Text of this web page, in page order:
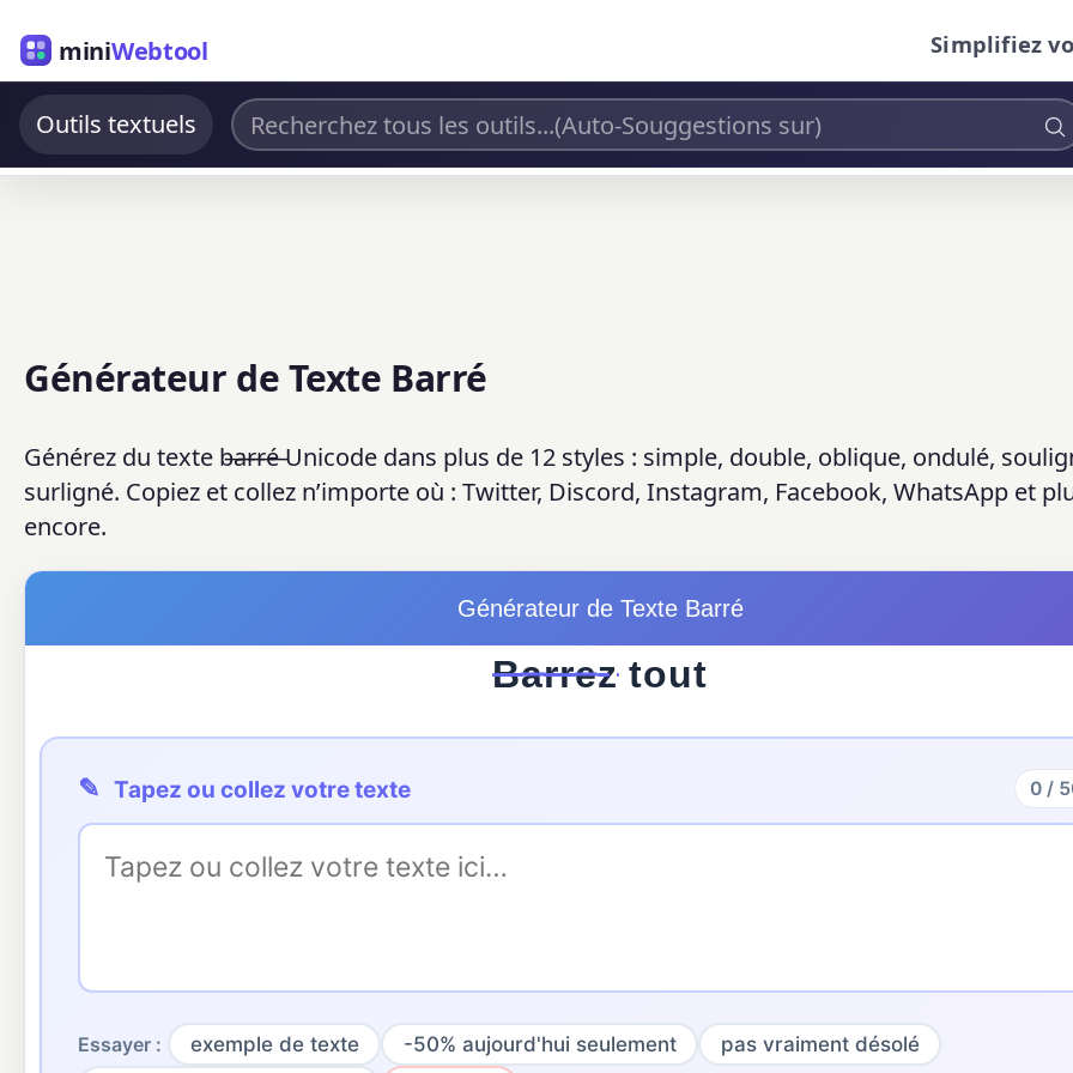
miniWebtool Simplifiez
Outils textuels
Générateur de Texte Barré
Générez du texte b̶a̶r̶r̶é̶ Unicode dans plus de 12 styles : simple, double, oblique, ondulé,
surligné. Copiez et collez n’importe où : Twitter, Discord, Instagram, Facebook, WhatsApp et
encore.
Générateur de Texte Barré
Barrez tout
✎ Tapez ou collez votre texte 0 /
Essayer : exemple de texte -50% aujourd'hui seulement pas vraiment désolé